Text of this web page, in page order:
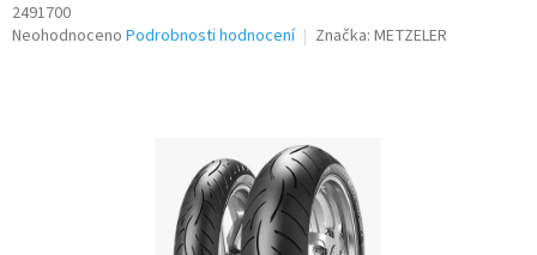
2491700
Průměrné
Neohodnoceno Podrobnosti hodnocení Značka: METZELER